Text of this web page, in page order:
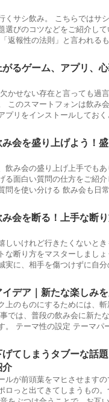
くサシ飲み。 こちらではサ
選びのコツなどをご紹介し
返報性の法則」と言われる
るゲーム、アプリ、
かせない存在と言っても過
このスマートフォンは飲み
プリをインストールしておく
会を盛り上げよう！
飲み会の盛り上げ上手でも
る面白い質問の仕方をご紹
問を使い分ける 飲み会も日
会を断る！上手な断
しいけれど行きたくないとき
な断り方をマスターしまし
実に、相手を傷つけずに自分
デア｜新たな楽しみを
上のものにするためには、
では、普段の飲み会に新た
。 テーマ性の設定 テーマパ
てしまうタブーな話
介
ルが前頭葉をマヒさせます
ロっと出てきてしまうもの